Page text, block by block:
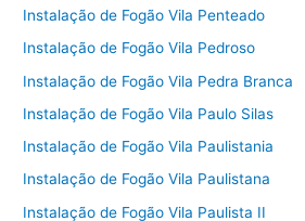
Instalação de Fogão Vila Penteado
Instalação de Fogão Vila Pedroso
Instalação de Fogão Vila Pedra Branca
Instalação de Fogão Vila Paulo Silas
Instalação de Fogão Vila Paulistania
Instalação de Fogão Vila Paulistana
Instalação de Fogão Vila Paulista II